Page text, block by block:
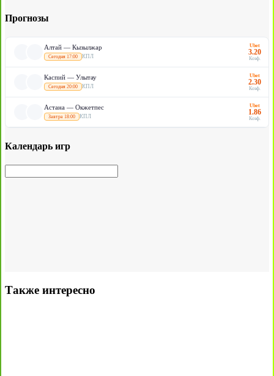
Прогнозы
Алтай — Кызылжар
Сегодня 17:00 КПЛ
Ubet
3.20
Коэф.
Каспий — Улытау
Сегодня 20:00 КПЛ
Ubet
2.30
Коэф.
Астана — Окжетпес
Завтра 18:00 КПЛ
Ubet
1.86
Коэф.
Календарь игр
Также интересно